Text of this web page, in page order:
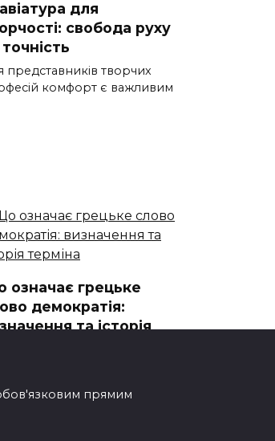
для
свобода руху
представників творчих
комфорт є важливим
означає грецьке
демократія:
та історія
обов'язковим прямим